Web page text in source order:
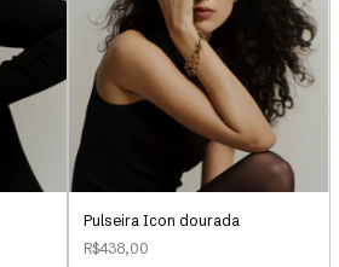
Pulseira Icon dourada
R$438,00